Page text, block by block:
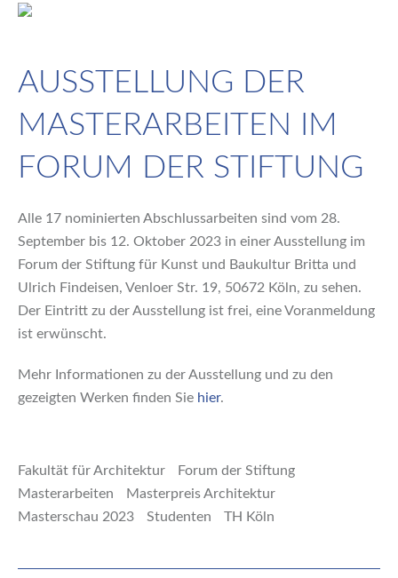
AUSSTELLUNG DER
MASTERARBEITEN IM
FORUM DER STIFTUNG
Alle 17 nominierten Abschlussarbeiten sind vom 28.
September bis 12. Oktober 2023 in einer Ausstellung im
Forum der Stiftung für Kunst und Baukultur Britta und
Ulrich Findeisen, Venloer Str. 19, 50672 Köln, zu sehen.
Der Eintritt zu der Ausstellung ist frei, eine Voranmeldung
ist erwünscht.
Mehr Informationen zu der Ausstellung und zu den
gezeigten Werken finden Sie hier.
Fakultät für Architektur
Forum der Stiftung
Masterarbeiten
Masterpreis Architektur
Masterschau 2023
Studenten TH Köln